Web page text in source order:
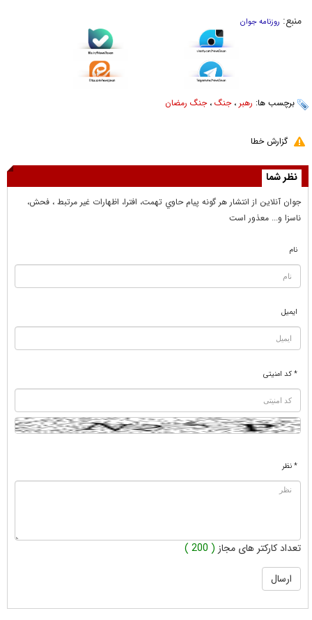
منبع: روزنامه جوان
برچسب ها: رهبر ،جنگ ،جنگ رمضان
گزارش خطا
نظر شما
جوان آنلاين از انتشار هر گونه پيام حاوي تهمت، افترا، اظهارات غير مرتبط ، فحش،
ناسزا و... معذور است
نام
ایمیل
* کد امنیتی
* نظر
تعداد کارکتر های مجاز ( 200 )